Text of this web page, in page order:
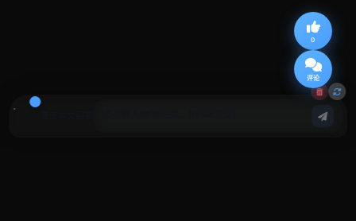
0
评论